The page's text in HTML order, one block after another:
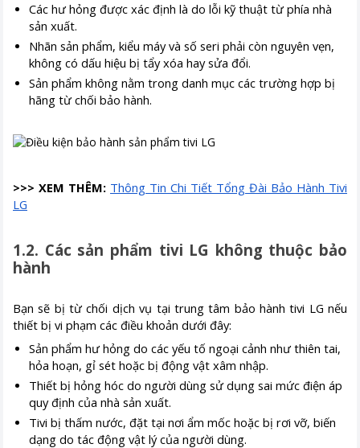
Các hư hỏng được xác định là do lỗi kỹ thuật từ phía nhà
sản xuất.
Nhãn sản phẩm, kiểu máy và số seri phải còn nguyên vẹn,
không có dấu hiệu bị tẩy xóa hay sửa đổi.
Sản phẩm không nằm trong danh mục các trường hợp bị
hãng từ chối bảo hành.
>>> XEM THÊM: Thông Tin Chi Tiết Tổng Đài Bảo Hành Tivi
LG
1.2. Các sản phẩm tivi LG không thuộc bảo
hành
Bạn sẽ bị từ chối dịch vụ tại trung tâm bảo hành tivi LG nếu
thiết bị vi phạm các điều khoản dưới đây:
Sản phẩm hư hỏng do các yếu tố ngoại cảnh như thiên tai,
hỏa hoạn, gỉ sét hoặc bị động vật xâm nhập.
Thiết bị hỏng hóc do người dùng sử dụng sai mức điện áp
quy định của nhà sản xuất.
Tivi bị thấm nước, đặt tại nơi ẩm mốc hoặc bị rơi vỡ, biến
dạng do tác động vật lý của người dùng.